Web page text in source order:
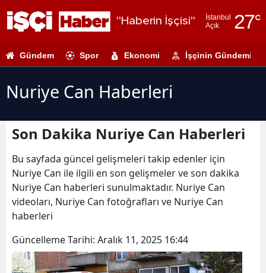
"Haberin İşçisi"
İstanbul
Açık
27°
Adıyaman
Amasya
Ankara
Artvin
Balıkesir
Gündem Spor Ekonomi İşçinin Gündemi
Nuriye Can Haberleri
Son Dakika Nuriye Can Haberleri
Bu sayfada güncel gelişmeleri takip edenler için
Nuriye Can ile ilgili en son gelişmeler ve son dakika
Nuriye Can haberleri sunulmaktadır. Nuriye Can
videoları, Nuriye Can fotoğrafları ve Nuriye Can
haberleri
Güncelleme Tarihi: Aralık 11, 2025 16:44